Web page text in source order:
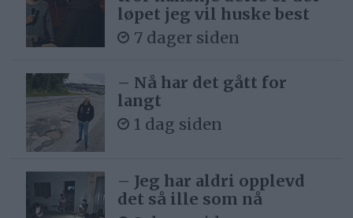
løpet jeg vil huske best
7 dager siden
– Nå har det gått for
langt
1 dag siden
– Jeg har aldri opplevd
det så ille som nå